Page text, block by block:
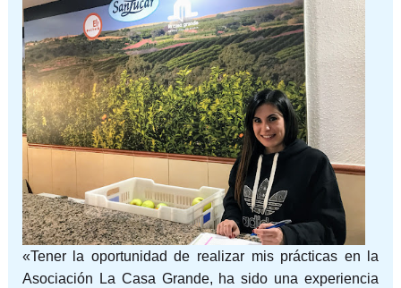
«Tener la oportunidad de realizar mis prácticas en la
Asociación La Casa Grande, ha sido una experiencia